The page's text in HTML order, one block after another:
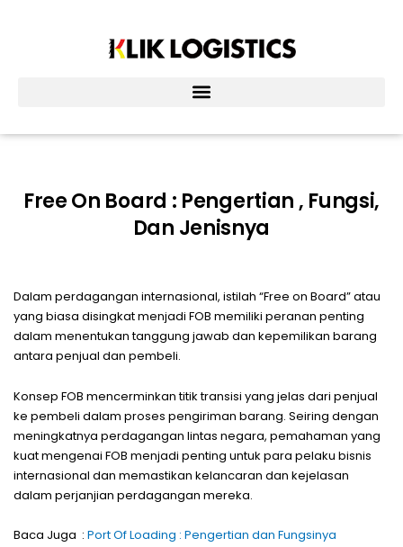
Free On Board : Pengertian , Fungsi,
Dan Jenisnya
Dalam perdagangan internasional, istilah “Free on Board” atau
yang biasa disingkat menjadi FOB memiliki peranan penting
dalam menentukan tanggung jawab dan kepemilikan barang
antara penjual dan pembeli.
Konsep FOB mencerminkan titik transisi yang jelas dari penjual
ke pembeli dalam proses pengiriman barang. Seiring dengan
meningkatnya perdagangan lintas negara, pemahaman yang
kuat mengenai FOB menjadi penting untuk para pelaku bisnis
internasional dan memastikan kelancaran dan kejelasan
dalam perjanjian perdagangan mereka.
Baca Juga : Port Of Loading : Pengertian dan Fungsinya